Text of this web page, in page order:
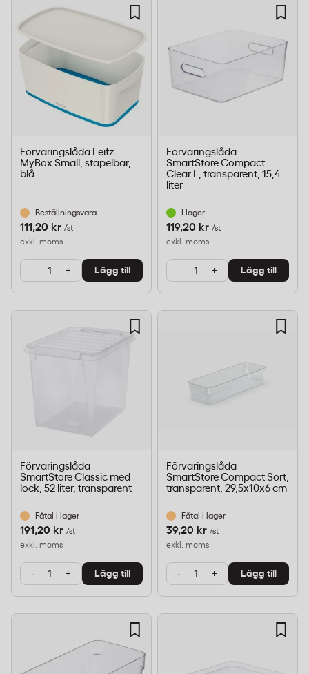
Förvaringslåda Leitz
MyBox Small, stapelbar,
blå
Beställningsvara
111,20 kr /st
exkl. moms
- + Lägg till
Förvaringslåda
SmartStore Compact
Clear L, transparent, 15,4
liter
I lager
119,20 kr /st
exkl. moms
- + Lägg till
Förvaringslåda
SmartStore Classic med
lock, 52 liter, transparent
Fåtal i lager
191,20 kr /st
exkl. moms
- + Lägg till
Förvaringslåda
SmartStore Compact Sort,
transparent, 29,5x10x6 cm
Fåtal i lager
39,20 kr /st
exkl. moms
- + Lägg till